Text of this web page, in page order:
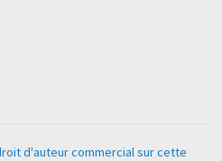
d'auteur commercial sur cette